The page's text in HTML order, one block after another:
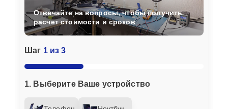
Шаг 1 из 3
1. Выберите Ваше устройство
Отвечайте на вопросы, чтобы получить
расчет стоимости и сроков